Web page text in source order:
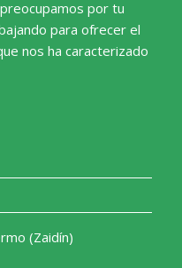
por tu
para ofrecer el
nos ha caracterizado
(Zaidín)